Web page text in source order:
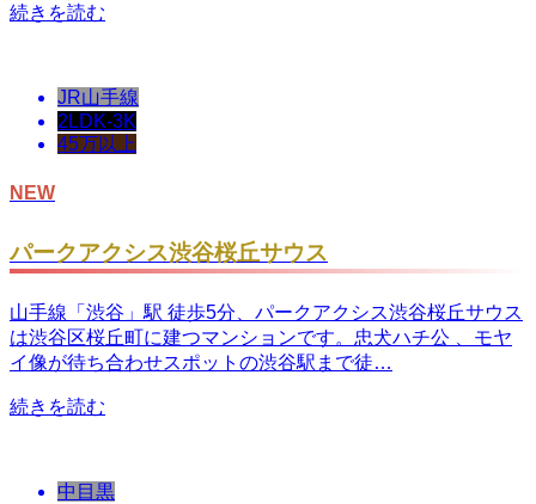
続きを読む
JR山手線
2LDK-3K
45万以上
NEW
パークアクシス渋谷桜丘サウス
山手線「渋谷」駅 徒歩5分、パークアクシス渋谷桜丘サウス
は渋谷区桜丘町に建つマンションです。忠犬ハチ公 、モヤ
イ像が待ち合わせスポットの渋谷駅まで徒…
続きを読む
中目黒